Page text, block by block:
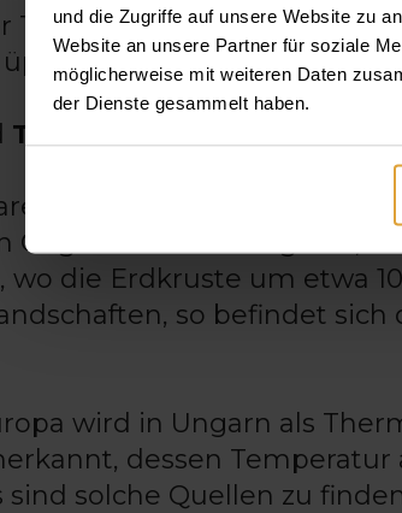
und die Zugriffe auf unsere Website zu
Website an unsere Partner für soziale
möglicherweise mit weiteren Daten
der Dienste gesammelt haben.
Tal von einem Torfmoor
Pflanzenbestand
Thermalsee
in Ungarn 1289
Ungarns,
wo die Erdkruste um etwa
so befindet
wird in Ungarn als
dessen
sind solche Quellen zu